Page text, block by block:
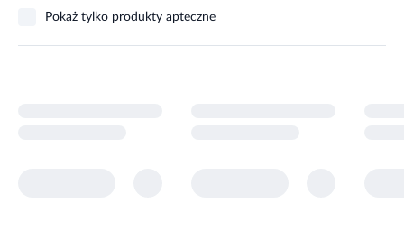
Pokaż tylko produkty apteczne